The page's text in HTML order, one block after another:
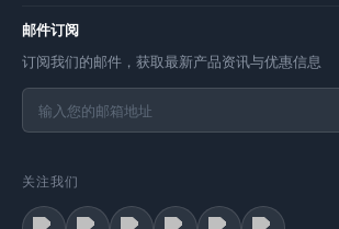
邮件订阅
订阅我们的邮件，获取最新产品资讯与优惠信息
关注我们